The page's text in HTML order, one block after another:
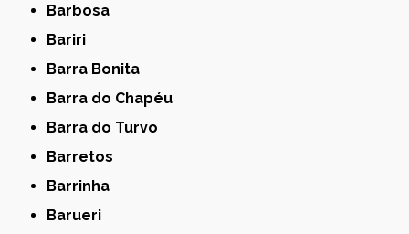
Barbosa
Bariri
Barra Bonita
Barra do Chapéu
Barra do Turvo
Barretos
Barrinha
Barueri